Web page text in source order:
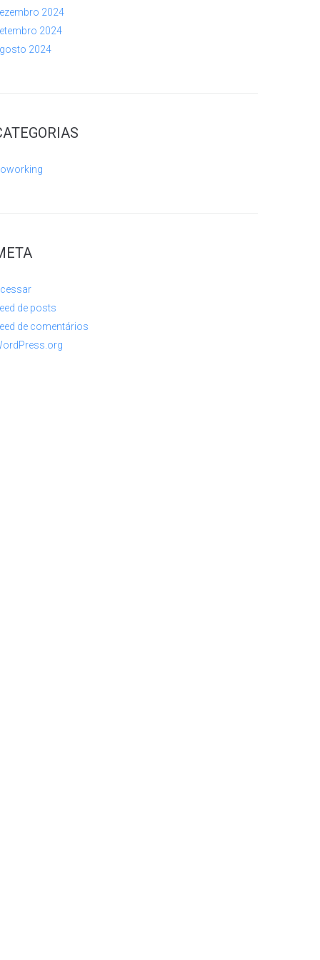
2024
2024
2024
de posts
de comentários